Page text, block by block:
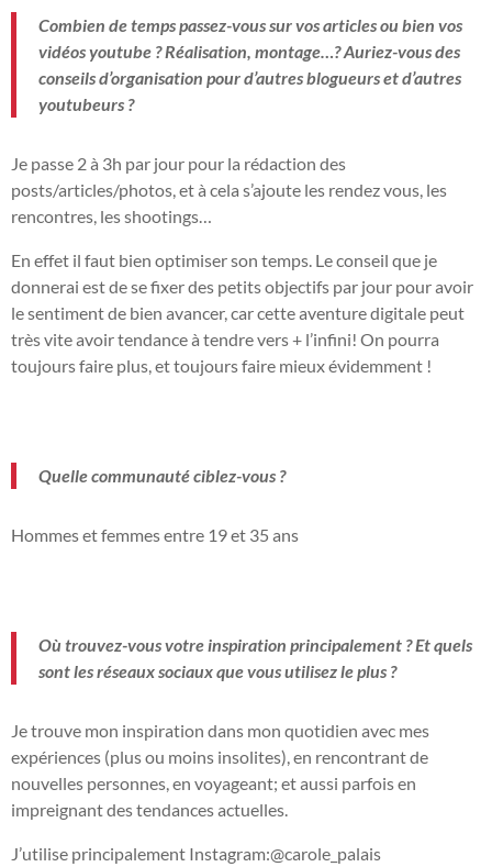
Combien de temps passez-vous sur vos articles ou bien vos
vidéos youtube ? Réalisation, montage…? Auriez-vous des
conseils d’organisation pour d’autres blogueurs et d’autres
youtubeurs ?
Je passe 2 à 3h par jour pour la rédaction des
posts/articles/photos, et à cela s’ajoute les rendez vous, les
rencontres, les shootings…
En effet il faut bien optimiser son temps. Le conseil que je
donnerai est de se fixer des petits objectifs par jour pour avoir
le sentiment de bien avancer, car cette aventure digitale peut
très vite avoir tendance à tendre vers + l’infini! On pourra
toujours faire plus, et toujours faire mieux évidemment !
Quelle communauté ciblez-vous ?
Hommes et femmes entre 19 et 35 ans
Où trouvez-vous votre inspiration principalement ? Et quels
sont les réseaux sociaux que vous utilisez le plus ?
Je trouve mon inspiration dans mon quotidien avec mes
expériences (plus ou moins insolites), en rencontrant de
nouvelles personnes, en voyageant; et aussi parfois en
impreignant des tendances actuelles.
J’utilise principalement Instagram:@carole_palais